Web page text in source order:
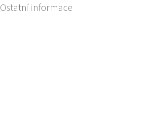
Ostatní informace